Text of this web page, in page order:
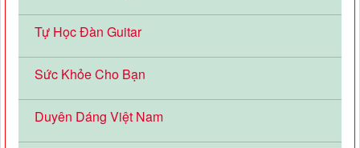
Tự Học Đàn Guitar
Sức Khỏe Cho Bạn
Duyên Dáng Việt Nam